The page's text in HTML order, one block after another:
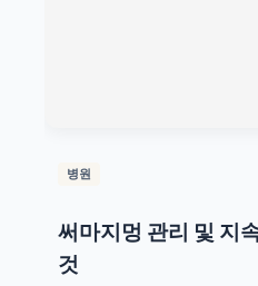
병원
써마지멍 관리 및 지
것